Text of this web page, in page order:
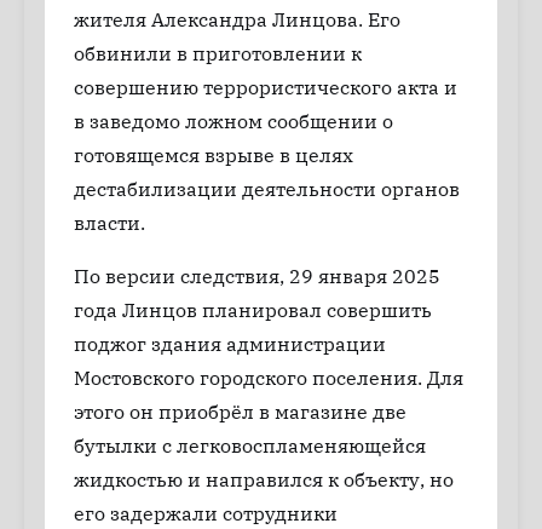
жителя Александра Линцова. Его
обвинили в приготовлении к
совершению террористического акта и
в заведомо ложном сообщении о
готовящемся взрыве в целях
дестабилизации деятельности органов
власти.
По версии следствия, 29 января 2025
года Линцов планировал совершить
поджог здания администрации
Мостовского городского поселения. Для
этого он приобрёл в магазине две
бутылки с легковоспламеняющейся
жидкостью и направился к объекту, но
его задержали сотрудники